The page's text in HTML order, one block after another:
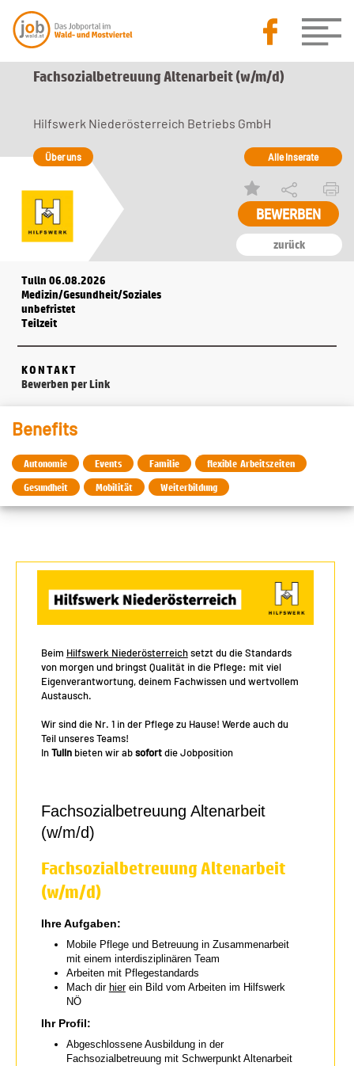
Fachsozialbetreuung Altenarbeit (w/m/d)
zurück
Hilfswerk Niederösterreich Betriebs GmbH
Über uns Alle Inserate
Tulln 06.08.2026
Medizin/Gesundheit/Soziales
unbefristet
Teilzeit
KONTAKT
Bewerben per Link
Benefits
Autonomie Events Familie
flexible Arbeitszeiten
Gesundheit
Mobilität Weiterbildung
Beim Hilfswerk Niederösterreichsetzt du die Standards
von morgen und bringst Qualität in die Pflege: mit viel
Eigenverantwortung, deinem Fachwissen und wertvollem
Austausch.
Wir sind die Nr. 1 in der Pflege zu Hause! Werde auch du
Teil unseres Teams!
InTullnbieten wir absofortdie Jobposition
Fachsozialbetreuung Altenarbeit
(w/m/d)
Fachsozialbetreuung Altenarbeit
(w/m/d)
Ihre Aufgaben:
Mobile Pflege und Betreuung in Zusammenarbeit
mit einem interdisziplinären Team
Arbeiten mit Pflegestandards
Mach dir hierein Bild vom Arbeiten im Hilfswerk
NÖ
Ihr Profil:
Abgeschlossene Ausbildung in der
Fachsozialbetreuung mit Schwerpunkt Altenarbeit